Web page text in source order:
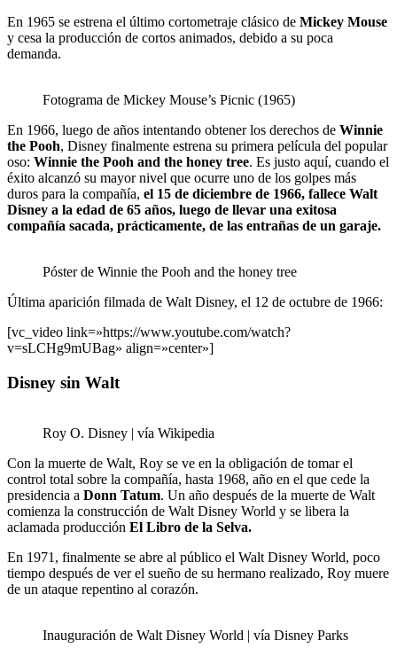
En 1965 se estrena el último cortometraje clásico de Mickey Mouse
y cesa la producción de cortos animados, debido a su poca
demanda.
Fotograma de Mickey Mouse’s Picnic (1965)
En 1966, luego de años intentando obtener los derechos de Winnie
the Pooh, Disney finalmente estrena su primera película del popular
oso: Winnie the Pooh and the honey tree. Es justo aquí, cuando el
éxito alcanzó su mayor nivel que ocurre uno de los golpes más
duros para la compañía, el 15 de diciembre de 1966, fallece Walt
Disney a la edad de 65 años, luego de llevar una exitosa
compañía sacada, prácticamente, de las entrañas de un garaje.
Póster de Winnie the Pooh and the honey tree
Última aparición filmada de Walt Disney, el 12 de octubre de 1966:
[vc_video link=»https://www.youtube.com/watch?
v=sLCHg9mUBag» align=»center»]
Disney sin Walt
Roy O. Disney | vía Wikipedia
Con la muerte de Walt, Roy se ve en la obligación de tomar el
control total sobre la compañía, hasta 1968, año en el que cede la
presidencia a Donn Tatum. Un año después de la muerte de Walt
comienza la construcción de Walt Disney World y se libera la
aclamada producción El Libro de la Selva.
En 1971, finalmente se abre al público el Walt Disney World, poco
tiempo después de ver el sueño de su hermano realizado, Roy muere
de un ataque repentino al corazón.
Inauguración de Walt Disney World | vía Disney Parks